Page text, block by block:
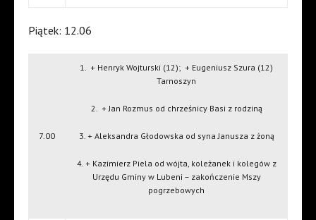
Piątek: 12.06
7.00
1. + Henryk Wojturski (12); + Eugeniusz Szura (12)
Tarnoszyn
2. + Jan Rozmus od chrześnicy Basi z rodziną
3. + Aleksandra Głodowska od syna Janusza z żoną
4. + Kazimierz Piela od wójta, koleżanek i kolegów z
Urzędu Gminy w Lubeni – zakończenie Mszy
pogrzebowych